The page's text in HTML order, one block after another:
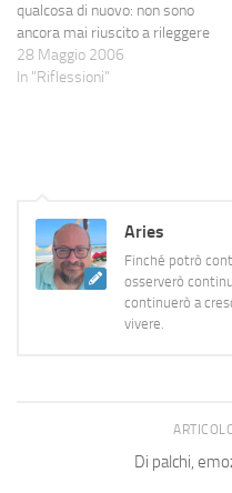
qualcosa di nuovo: non sono
ancora mai riuscito a rileggere
un libro solo perché ne ho
sempre di nuovi in coda. I
28 Maggio 2006
In "Riflessioni"
Aries
Finché potrò
osserverò
continuerò a
vivere.
Di palchi,